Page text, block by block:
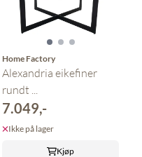
Home Factory
Alexandria eikefiner
rundt ...
7.049,-
Ikke på lager
Kjøp